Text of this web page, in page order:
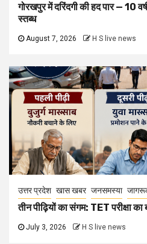
गोरखपुर में दरिंदगी की हद पार — 10
स्तब्ध
August 7, 2026 H S live news
उत्तर प्रदेश खास खबर जनसमस्या
तीन पीढ़ियों का संगम: TET परीक्षा
July 3, 2026 H S live news